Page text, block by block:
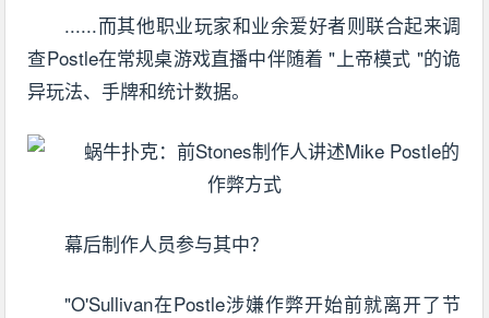
......而其他职业玩家和业余爱好者则联合起来调
查Postle在常规桌游戏直播中伴随着 "上帝模式 "的诡
异玩法、手牌和统计数据。
幕后制作人员参与其中？
"O'Sullivan在Postle涉嫌作弊开始前就离开了节